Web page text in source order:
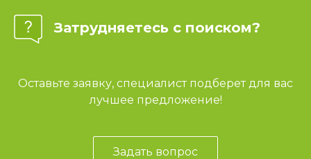
Затрудняетесь с поиском?
Оставьте заявку, специалист подберет для вас
лучшее предложение!
Задать вопрос